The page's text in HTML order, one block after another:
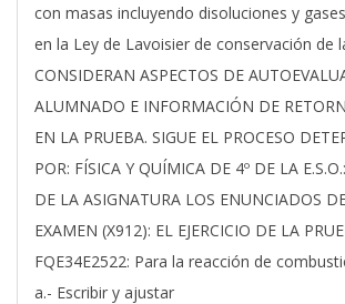
con masas incluyendo disoluciones y
en la Ley de Lavoisier de conservación de
CONSIDERAN ASPECTOS DE
ALUMNADO E INFORMACIÓN DE
EN LA PRUEBA. SIGUE EL PROCESO
POR: FÍSICA Y QUÍMICA DE 4º DE LA
DE LA ASIGNATURA LOS ENUNCIADOS
EXAMEN (X912): EL EJERCICIO DE LA
FQE34E2522: Para la reacción de
a.- Escribir y ajustar